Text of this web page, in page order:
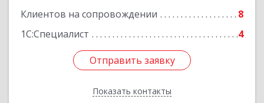
Клиентов на сопровождении
8
1С:Специалист
4
Отправить заявку
Показать контакты
Отправить заявку
Назад